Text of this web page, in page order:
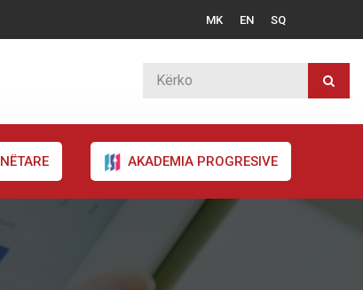
MK EN SQ
AKADEMIA PROGRESIVE